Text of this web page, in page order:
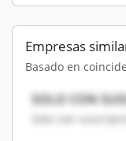
Empresas
Basado en
SOLO CON
Solo con